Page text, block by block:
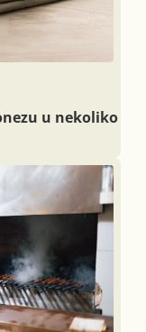
u nekoliko